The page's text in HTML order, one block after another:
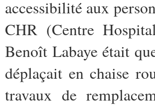
accessibilité aux
CHR (Centre
Benoît Labaye était
déplaçait en chaise
travaux de